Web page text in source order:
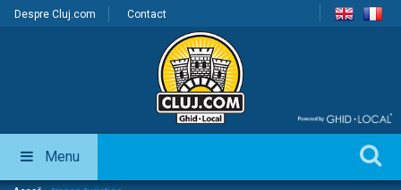
Despre Cluj.com Contact
Menu